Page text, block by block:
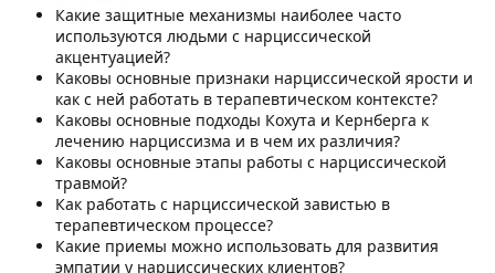
Какие защитные механизмы наиболее часто
используются людьми с нарциссической
акцентуацией?
Каковы основные признаки нарциссической ярости и
как с ней работать в терапевтическом контексте?
Каковы основные подходы Кохута и Кернберга к
лечению нарциссизма и в чем их различия?
Каковы основные этапы работы с нарциссической
травмой?
Как работать с нарциссической завистью в
терапевтическом процессе?
Какие приемы можно использовать для развития
эмпатии у нарциссических клиентов?